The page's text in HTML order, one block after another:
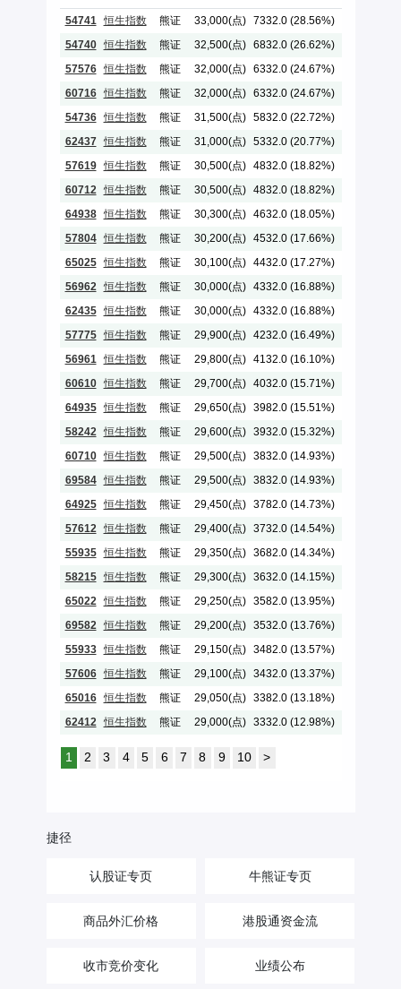
54741 恒生指数 熊证 33,000(点) 7332.0 (28.56%)
54740 恒生指数 熊证 32,500(点) 6832.0 (26.62%)
57576 恒生指数 熊证 32,000(点) 6332.0 (24.67%)
60716 恒生指数 熊证 32,000(点) 6332.0 (24.67%)
54736 恒生指数 熊证 31,500(点) 5832.0 (22.72%)
62437 恒生指数 熊证 31,000(点) 5332.0 (20.77%)
57619 恒生指数 熊证 30,500(点) 4832.0 (18.82%)
60712 恒生指数 熊证 30,500(点) 4832.0 (18.82%)
64938 恒生指数 熊证 30,300(点) 4632.0 (18.05%)
57804 恒生指数 熊证 30,200(点) 4532.0 (17.66%)
65025 恒生指数 熊证 30,100(点) 4432.0 (17.27%)
56962 恒生指数 熊证 30,000(点) 4332.0 (16.88%)
62435 恒生指数 熊证 30,000(点) 4332.0 (16.88%)
57775 恒生指数 熊证 29,900(点) 4232.0 (16.49%)
56961 恒生指数 熊证 29,800(点) 4132.0 (16.10%)
60610 恒生指数 熊证 29,700(点) 4032.0 (15.71%)
64935 恒生指数 熊证 29,650(点) 3982.0 (15.51%)
58242 恒生指数 熊证 29,600(点) 3932.0 (15.32%)
60710 恒生指数 熊证 29,500(点) 3832.0 (14.93%)
69584 恒生指数 熊证 29,500(点) 3832.0 (14.93%)
64925 恒生指数 熊证 29,450(点) 3782.0 (14.73%)
57612 恒生指数 熊证 29,400(点) 3732.0 (14.54%)
55935 恒生指数 熊证 29,350(点) 3682.0 (14.34%)
58215 恒生指数 熊证 29,300(点) 3632.0 (14.15%)
65022 恒生指数 熊证 29,250(点) 3582.0 (13.95%)
69582 恒生指数 熊证 29,200(点) 3532.0 (13.76%)
55933 恒生指数 熊证 29,150(点) 3482.0 (13.57%)
57606 恒生指数 熊证 29,100(点) 3432.0 (13.37%)
65016 恒生指数 熊证 29,050(点) 3382.0 (13.18%)
62412 恒生指数 熊证 29,000(点) 3332.0 (12.98%)
1 2 3 4 5 6 7 8 9 10 >
捷径
认股证专页 牛熊证专页
商品外汇价格 港股通资金流
收市竞价变化 业绩公布